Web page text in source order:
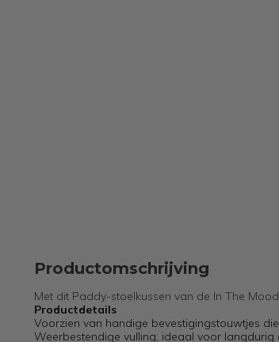
Productomschrijving
Met dit Paddy-stoelkussen van de In The
Productdetails
Voorzien van handige bevestigingstouwtjes
Weerbestendige vulling, ideaal voor langdurig